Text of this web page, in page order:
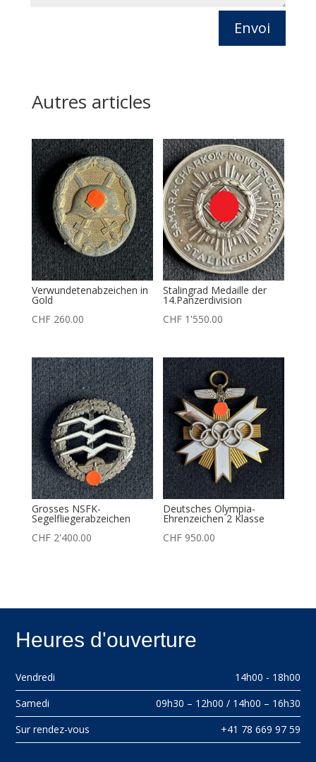
Envoi
Autres articles
Verwundetenabzeichen in
Gold
CHF260.00
Stalingrad Medaille der
14.Panzerdivision
CHF 1'550.00
Grosses NSFK-
Segelfliegerabzeichen
CHF2'400.00
Deutsches Olympia-
Ehrenzeichen 2 Klasse
CHF 950.00
Heures d'ouverture
Vendredi
14h00 - 18h00
Samedi
09h30 – 12h00 / 14h00 – 16h30
Sur rendez-vous
+41 78 669 97 59